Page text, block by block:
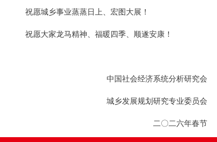
祝愿城乡事业蒸蒸日上、宏图大展！
祝愿大家龙马精神、福暖四季、顺遂安康！
中国社会经济系统分析研究会
城乡发展规划研究专业委员会
二〇二六年春节